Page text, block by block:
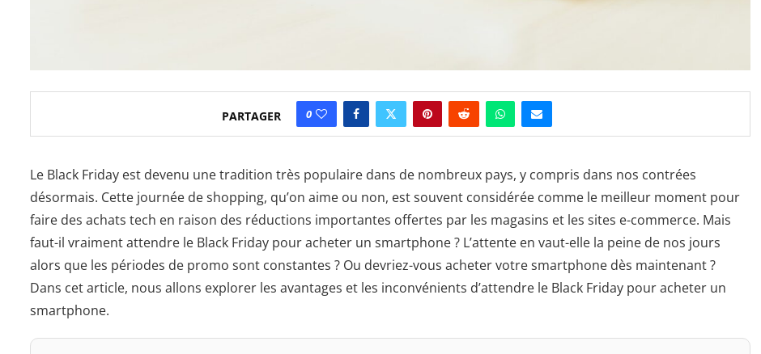
PARTAGER 0
Le Black Friday est devenu une tradition très populaire dans de nombreux pays, y compris dans nos contrées
désormais. Cette journée de shopping, qu’on aime ou non, est souvent considérée comme le meilleur moment pour
faire des achats tech en raison des réductions importantes offertes par les magasins et les sites e-commerce. Mais
faut-il vraiment attendre le Black Friday pour acheter un smartphone ? L’attente en vaut-elle la peine de nos jours
alors que les périodes de promo sont constantes ? Ou devriez-vous acheter votre smartphone dès maintenant ?
Dans cet article, nous allons explorer les avantages et les inconvénients d’attendre le Black Friday pour acheter un
smartphone.